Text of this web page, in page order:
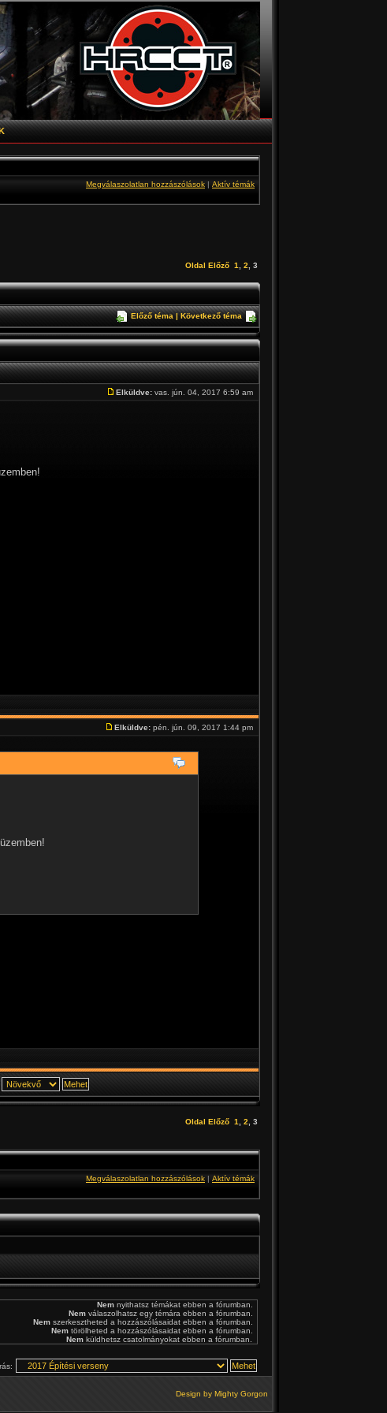
Megválaszolatlan hozzászólások | Aktív témák
Oldal Előző 1 2 3
Előző téma |Következő téma
Elküldve: vas. jún. 04, 2017 6:59 am
Elküldve: pén. jún. 09, 2017 1:44 pm
Oldal Előző 1 2 3
Megválaszolatlan hozzászólások | Aktív témák
Nem nyithatsz témákat ebben a fórumban.
Nem válaszolhatsz egy témára ebben a fórumban.
Nem szerkesztheted a hozzászólásaidat ebben a fórumban.
Nem törölheted a hozzászólásaidat ebben a fórumban.
Nem küldhetsz csatolmányokat ebben a fórumban.
Design by Mighty Gorgon